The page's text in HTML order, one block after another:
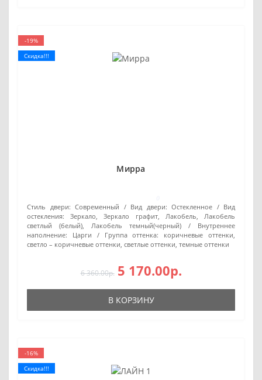
-19%
Скидка!!!
Мирра
Стиль двери: Современный Вид двери: Остекленное
Вид
остекления:
Зеркало, Зеркало графит, Лакобель, Лакобель
светлый (белый), Лакобель темный(черный)
Внутреннее
наполнение:
Царги Группа оттенка:
коричневые оттенки,
светло – коричневые оттенки, светлые оттенки, темные оттенки
6 360.00р. 5 170.00р.
В КОРЗИНУ
-16%
Скидка!!!